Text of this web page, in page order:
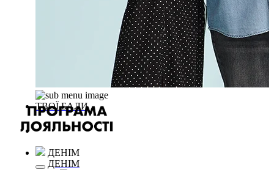
ТВОЇ БАЛИ
ДЕНІМ
ДЕНІМ